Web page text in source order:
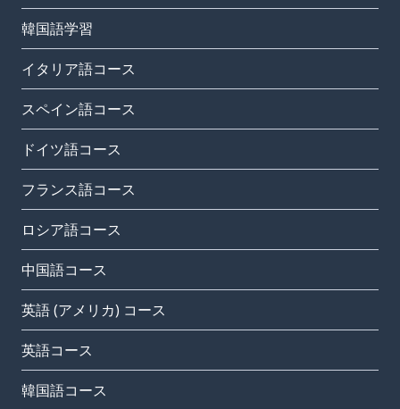
韓国語学習
イタリア語コース
スペイン語コース
ドイツ語コース
フランス語コース
ロシア語コース
中国語コース
英語 (アメリカ) コース
英語コース
韓国語コース